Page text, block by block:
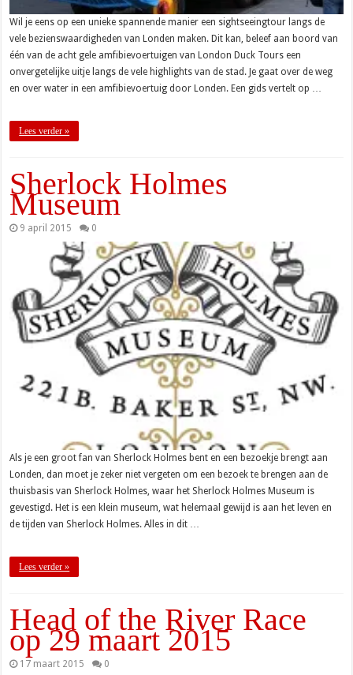
Wil je eens op een unieke spannende manier een sightseeingtour langs de
vele bezienswaardigheden van Londen maken. Dit kan, beleef aan boord van
één van de acht gele amfibievoertuigen van London Duck Tours een
onvergetelijke uitje langs de vele highlights van de stad. Je gaat over de weg
en over water in een amfibievoertuig door Londen. Een gids vertelt op …
Lees verder »
Sherlock Holmes
Museum
9 april 2015 0
Als je een groot fan van Sherlock Holmes bent en een bezoekje brengt aan
Londen, dan moet je zeker niet vergeten om een bezoek te brengen aan de
thuisbasis van Sherlock Holmes, waar het Sherlock Holmes Museum is
gevestigd. Het is een klein museum, wat helemaal gewijd is aan het leven en
de tijden van Sherlock Holmes. Alles in dit …
Lees verder »
Head of the River Race
op 29 maart 2015
17 maart 2015
0